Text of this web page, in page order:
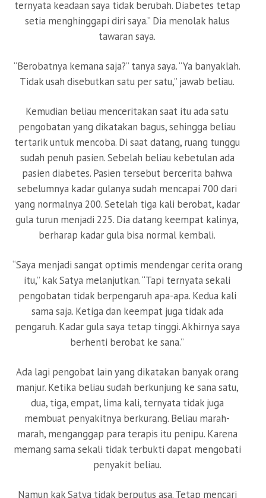
ternyata keadaan saya tidak berubah. Diabetes tetap
setia menghinggapi diri saya.” Dia menolak halus
tawaran saya.
“Berobatnya kemana saja?” tanya saya. “Ya banyaklah.
Tidak usah disebutkan satu per satu,” jawab beliau.
Kemudian beliau menceritakan saat itu ada satu
pengobatan yang dikatakan bagus, sehingga beliau
tertarik untuk mencoba. Di saat datang, ruang tunggu
sudah penuh pasien. Sebelah beliau kebetulan ada
pasien diabetes. Pasien tersebut bercerita bahwa
sebelumnya kadar gulanya sudah mencapai 700 dari
yang normalnya 200. Setelah tiga kali berobat, kadar
gula turun menjadi 225. Dia datang keempat kalinya,
berharap kadar gula bisa normal kembali.
“Saya menjadi sangat optimis mendengar cerita orang
itu,” kak Satya melanjutkan. “Tapi ternyata sekali
pengobatan tidak berpengaruh apa-apa. Kedua kali
sama saja. Ketiga dan keempat juga tidak ada
pengaruh. Kadar gula saya tetap tinggi. Akhirnya saya
berhenti berobat ke sana.”
Ada lagi pengobat lain yang dikatakan banyak orang
manjur. Ketika beliau sudah berkunjung ke sana satu,
dua, tiga, empat, lima kali, ternyata tidak juga
membuat penyakitnya berkurang. Beliau marah-
marah, menganggap para terapis itu penipu. Karena
memang sama sekali tidak terbukti dapat mengobati
penyakit beliau.
Namun kak Satya tidak berputus asa. Tetap mencari